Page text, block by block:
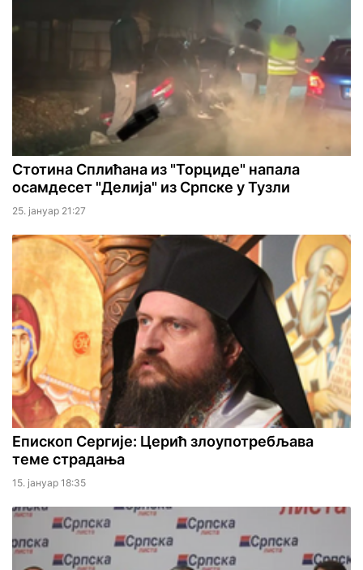
Стотина Сплићана из "Торциде" напала
осамдесет "Делија" из Српске у Тузли
25. јануар 21:27
Епископ Сергије: Церић злоупотребљава
теме страдања
15. јануар 18:35